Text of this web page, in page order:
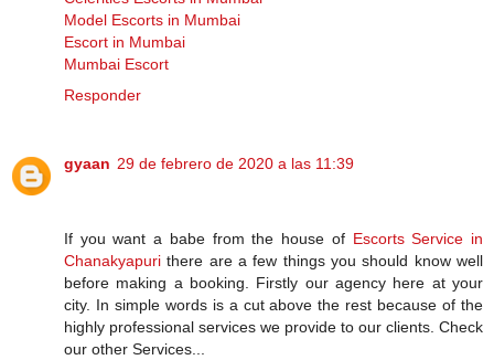
Model Escorts in Mumbai
Escort in Mumbai
Mumbai Escort
Responder
gyaan 29 de febrero de 2020 a las 11:39
If you want a babe from the house of Escorts Service in
Chanakyapuri there are a few things you should know well
before making a booking. Firstly our agency here at your
city. In simple words is a cut above the rest because of the
highly professional services we provide to our clients. Check
our other Services...